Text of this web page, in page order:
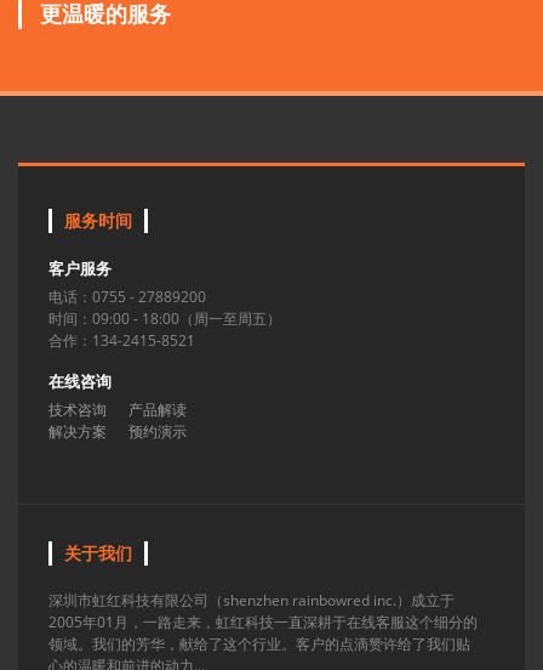
更温暖的服务
服务时间
客户服务
电话：0755 - 27889200
时间：09:00 - 18:00（周一至周五）
合作：134-2415-8521
在线咨询
技术咨询
产品解读
解决方案
预约演示
关于我们
深圳市虹红科技有限公司（shenzhen rainbowred inc.）成立于
2005年01月，一路走来，虹红科技一直深耕于在线客服这个细分的
领域。我们的芳华，献给了这个行业。客户的点滴赞许给了我们贴
心的温暖和前进的动力...